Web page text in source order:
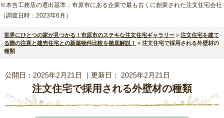
※本吉工務店の選出基準：市原市にある企業で最も古くに創業された注文住宅会社
（調査日時：2023年6月）
世界にひとつの家が見つかる！市原市のステキな注文住宅ギャラリー » 注文住宅を建て
る際の注意と建売住宅との新築物件比較を徹底解説！ » 注文住宅で採用される外壁材の
種類
公開日： 2025年2月21日 ｜更新日： 2025年2月21日
注文住宅で採用される外壁材の種類